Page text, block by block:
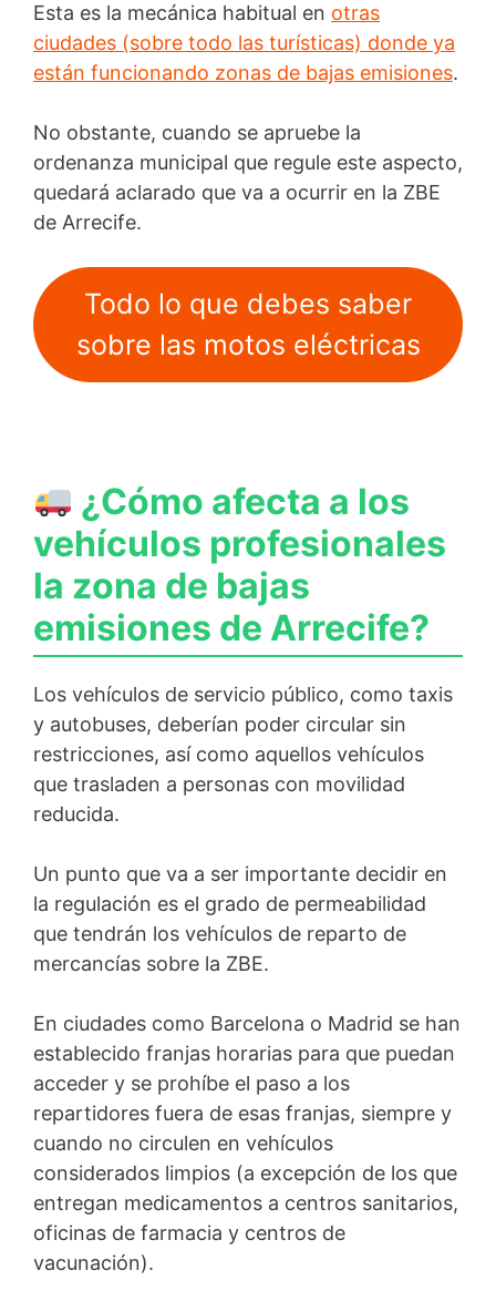
Esta es la mecánica habitual en otras
ciudades (sobre todo las turísticas) donde ya
están funcionando zonas de bajas emisiones.
No obstante, cuando se apruebe la
ordenanza municipal que regule este aspecto,
quedará aclarado que va a ocurrir en la ZBE
de Arrecife.
Todo lo que debes saber
sobre las motos eléctricas
¿Cómo afecta a los
vehículos profesionales
la zona de bajas
emisiones de Arrecife?
Los vehículos de servicio público, como taxis
y autobuses, deberían poder circular sin
restricciones, así como aquellos vehículos
que trasladen a personas con movilidad
reducida.
Un punto que va a ser importante decidir en
la regulación es el grado de permeabilidad
que tendrán los vehículos de reparto de
mercancías sobre la ZBE.
En ciudades como Barcelona o Madrid se han
establecido franjas horarias para que puedan
acceder y se prohíbe el paso a los
repartidores fuera de esas franjas, siempre y
cuando no circulen en vehículos
considerados limpios (a excepción de los que
entregan medicamentos a centros sanitarios,
oficinas de farmacia y centros de
vacunación).